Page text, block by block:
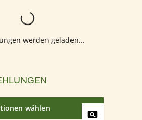
Lädt...
werden geladen...
wählen